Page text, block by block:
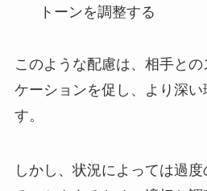
トーンを調整する
このような配慮は、相手と
ケーションを促し、より深い
す。
しかし、状況によっては過